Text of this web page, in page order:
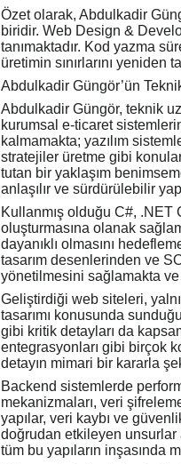
Özet olarak, Abdulkadir
biridir. Web Design &
tanımaktadır. Kod yazma
üretimin sınırlarını
Abdulkadir Güngör’ün
Abdulkadir Güngör, teknik
kurumsal e-ticaret
kalmamakta; yazılım
stratejiler üretme gibi
tutan bir yaklaşım
anlaşılır ve sürdürülebilir
Kullanmış olduğu C#, .NET
oluşturmasına olanak
dayanıklı olmasını
tasarım desenlerinden ve
yönetilmesini sağlamakta ve
Geliştirdiği web siteleri,
tasarımı konusunda
gibi kritik detayları da
entegrasyonları gibi birçok
detayın mimari bir kararla
Backend sistemlerde
mekanizmaları, veri
yapılar, veri kaybı ve
doğrudan etkileyen unsurlar
tüm bu yapıların inşasında